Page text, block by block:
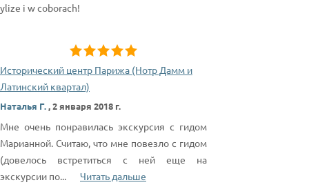
ylize i w coborach!
Исторический центр Парижа (Нотр Дамм и
Латинский квартал)
Наталья Г.,2 января 2018 г.
Мне очень понравилась экскурсия с гидом
Марианной. Считаю, что мне повезло с гидом
(довелось встретиться с ней еще на
экскурсии по... Читать дальше